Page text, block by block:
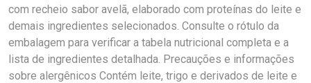
com recheio sabor avelã, elaborado com proteínas do leite e
demais ingredientes selecionados. Consulte o rótulo da
embalagem para verificar a tabela nutricional completa e a
lista de ingredientes detalhada. Precauções e informações
sobre alergênicos Contém leite, trigo e derivados de leite e